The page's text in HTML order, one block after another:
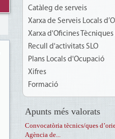
Catàleg de serveis
Xarxa de Serveis Locals
Xarxa d'Oficines Tècniques
Recull d'activitats SLO
Plans Locals d'Ocupació
Xifres
Formació
Apunts més valorats
Convocatòria tècnics/ques
Agència de...